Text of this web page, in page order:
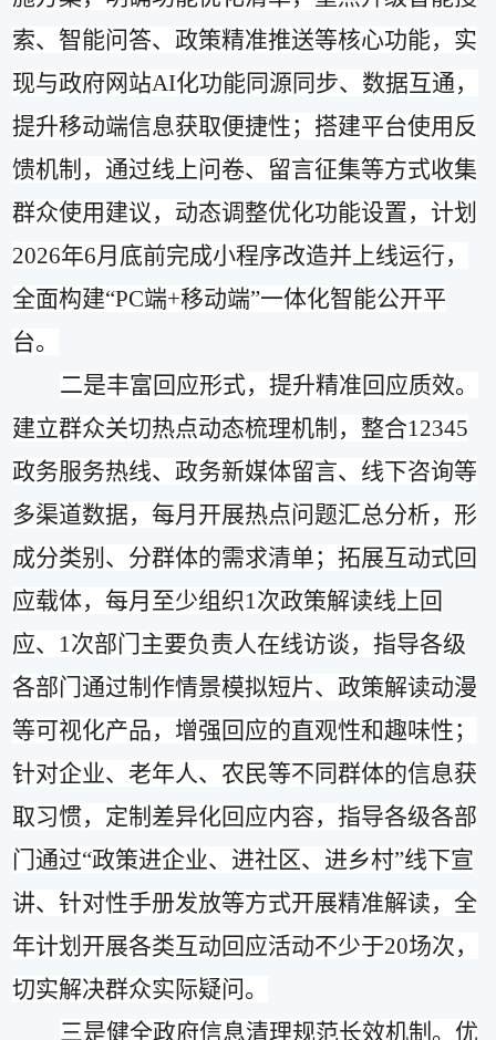
索、智能问答、政策精准推送等核心功能，实
现与政府网站AI化功能同源同步、数据互通，
提升移动端信息获取便捷性；搭建平台使用反
馈机制，通过线上问卷、留言征集等方式收集
群众使用建议，动态调整优化功能设置，计划
2026年6月底前完成小程序改造并上线运行，
全面构建“PC端+移动端”一体化智能公开平
台。
二是丰富回应形式，提升精准回应质效。
建立群众关切热点动态梳理机制，整合12345
政务服务热线、政务新媒体留言、线下咨询等
多渠道数据，每月开展热点问题汇总分析，形
成分类别、分群体的需求清单；拓展互动式回
应载体，每月至少组织1次政策解读线上回
应、 1次部门 主要负责人在线访谈，指导各级
各部门通过制作情景模拟短片、政策解读动漫
等可视化产品，增强回应的直观性和趣味性；
针对企业、老年人、农民等不同群体的信息获
取习惯，定制差异化回应内容，指导各级各部
门通过“政策进企业、进社区、进乡村”线下宣
讲、针对性手册发放等方式开展精准解读，全
年计划开展各类互动回应活动不少于20场次，
切实解决群众实际疑问。
三是健全政府信息清理规范长效机制。 优